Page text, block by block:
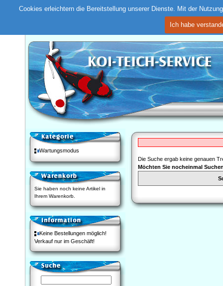
Cookies erleichtern die Bereitstellung unserer Dienste. Mit der
Ich habe
Wartungsmodus
Sie haben noch keine Artikel in
Ihrem Warenkorb.
Keine Bestellungen möglich!
Verkauf nur im Geschäft!
Die Suche ergab keine genauen
Möchten Sie nocheinmal